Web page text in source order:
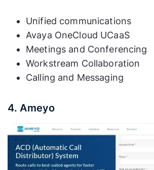
Unified communications
Avaya OneCloud UCaaS
​Meetings and Conferencing
Workstream Collaboration
Calling and Messaging
4. Ameyo